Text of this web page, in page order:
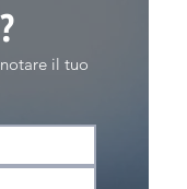
il tuo